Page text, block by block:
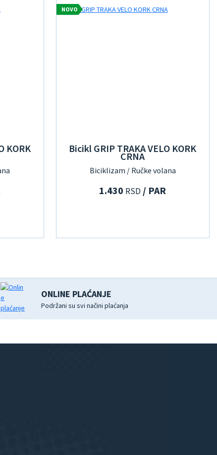
KORK
NOVO
Bicikl GRIP TRAKA VELO KORK
CRNA
Biciklizam / Ručke volana
1.430 RSD / PAR
ONLINE PLAĆANJE
Podržani su svi načini plaćanja